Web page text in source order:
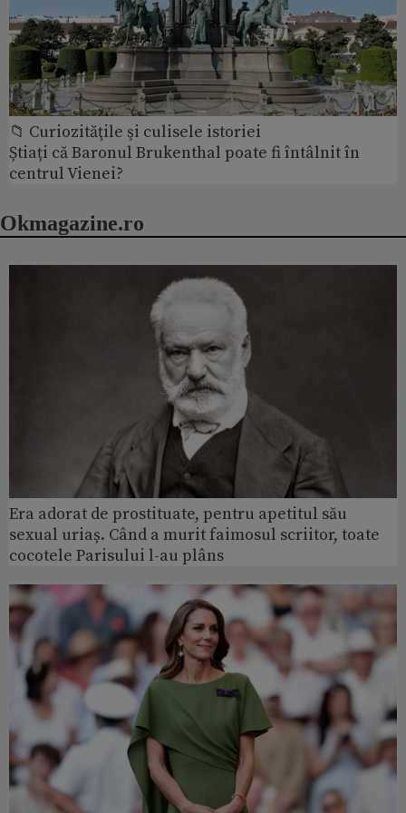
📁 Curiozităţile şi culisele istoriei
Știați că Baronul Brukenthal poate fi întâlnit în
centrul Vienei?
Okmagazine.ro
Era adorat de prostituate, pentru apetitul său
sexual uriaș. Când a murit faimosul scriitor, toate
cocotele Parisului l-au plâns